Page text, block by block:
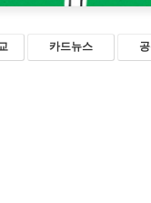
카드뉴스